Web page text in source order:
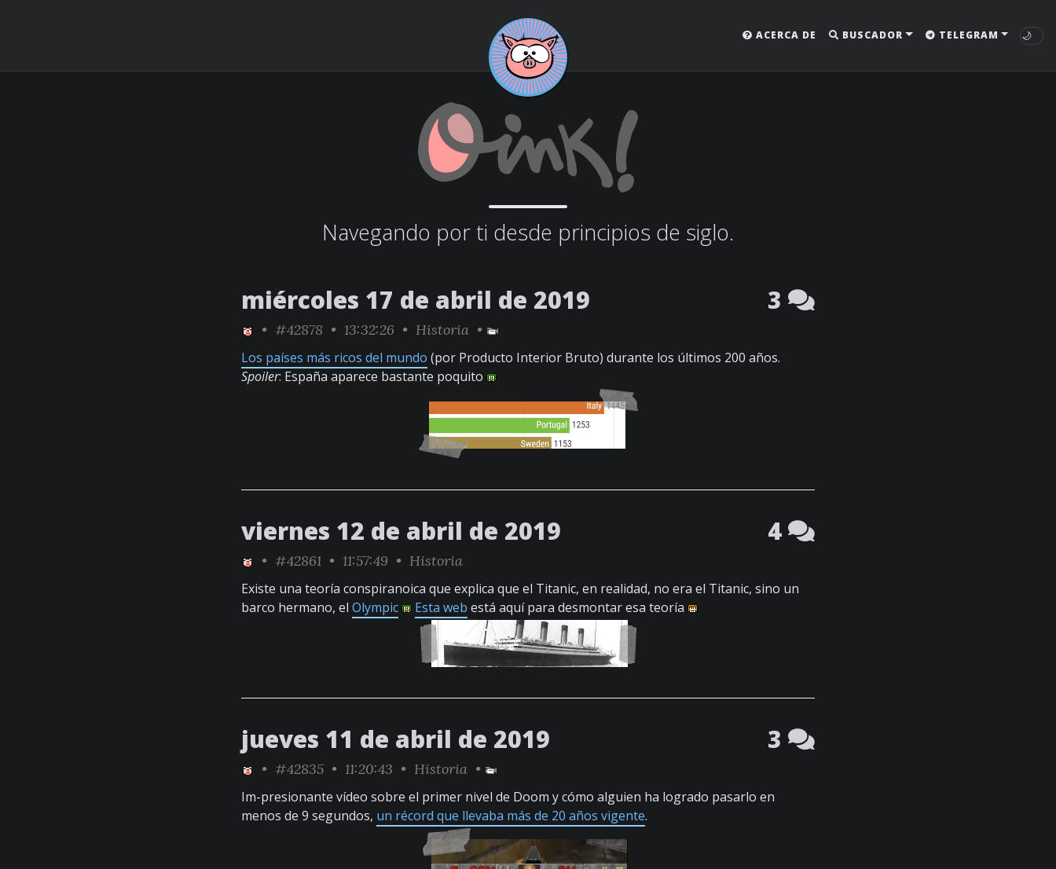
ACERCA DE BUSCADOR TELEGRAM 🌙
Navegando por ti desde principios de siglo.
miércoles 17 de abril de 2019 3
• #42878 • 13:32:26 • Historia •
Los países más ricos del mundo (por Producto Interior Bruto) durante los últimos 200 años.
Spoiler: España aparece bastante poquito
viernes 12 de abril de 2019 4
• #42861 • 11:57:49 • Historia
Existe una teoría conspiranoica que explica que el Titanic, en realidad, no era el Titanic, sino un
barco hermano, el Olympic Esta web está aquí para desmontar esa teoría
jueves 11 de abril de 2019 3
• #42835 • 11:20:43 • Historia •
Im-presionante vídeo sobre el primer nivel de Doom y cómo alguien ha logrado pasarlo en
menos de 9 segundos, un récord que llevaba más de 20 años vigente.